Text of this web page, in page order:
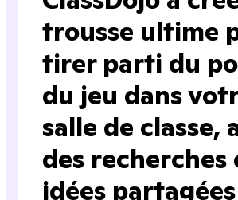
trousse ultime
tirer parti du
du jeu dans
salle de classe,
des recherches
idées